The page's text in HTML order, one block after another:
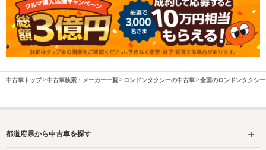
排気量
駆動方式
1348cc
FF、4WD
中古車トップ 中古車検索：メーカー一覧 ロンドンタクシーの中古車 全国のロンドンタクシー
都道府県から中古車を探す